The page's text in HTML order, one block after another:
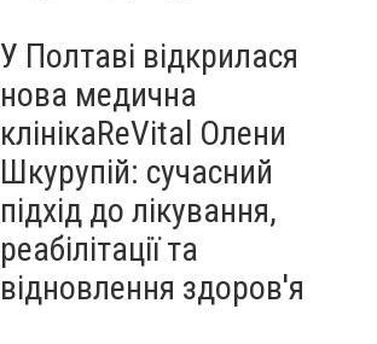
У Полтаві відкрилася
нова медична
клінікаReVital Олени
Шкурупій: сучасний
підхід до лікування,
реабілітації та
відновлення здоров'я